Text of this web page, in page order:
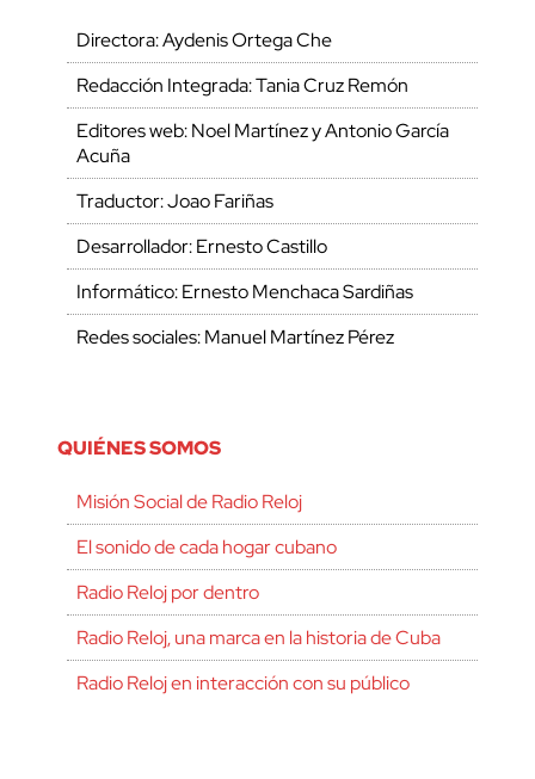
Directora: Aydenis Ortega Che
Redacción Integrada: Tania Cruz Remón
Editores web: Noel Martínez y Antonio García
Acuña
Traductor: Joao Fariñas
Desarrollador: Ernesto Castillo
Informático: Ernesto Menchaca Sardiñas
Redes sociales: Manuel Martínez Pérez
QUIÉNES SOMOS
Misión Social de Radio Reloj
El sonido de cada hogar cubano
Radio Reloj por dentro
Radio Reloj, una marca en la historia de Cuba
Radio Reloj en interacción con su público